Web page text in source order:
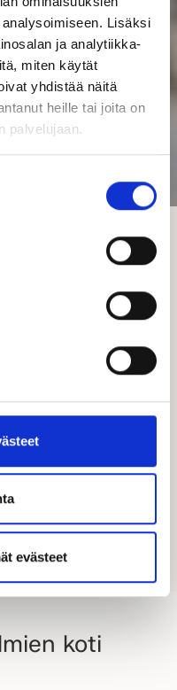
Lisäksi
ja analytiikka-
miten käytät
yhdistää näitä
heille tai joita on
palvelujaan.
evästeet
ja vaivattomasti
talo, jos haluat
joko valmiin talomallin
koti